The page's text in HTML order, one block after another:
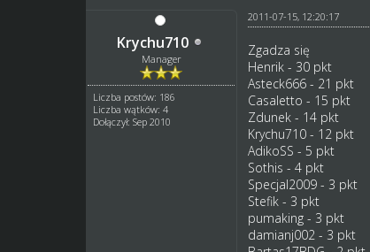
Krychu710
Manager
Liczba postów: 186
Liczba wątków: 4
Dołączył: Sep 2010
2011-07-15, 12:20:17
Zgadza się
Henrik - 30 pkt
Asteck666 - 21 pkt
Casaletto - 15 pkt
Zdunek - 14 pkt
Krychu710 - 12 pkt
AdikoSS - 5 pkt
Sothis - 4 pkt
Specjal2009 - 3 pkt
Stefik - 3 pkt
pumaking - 3 pkt
damianj002 - 3 pkt